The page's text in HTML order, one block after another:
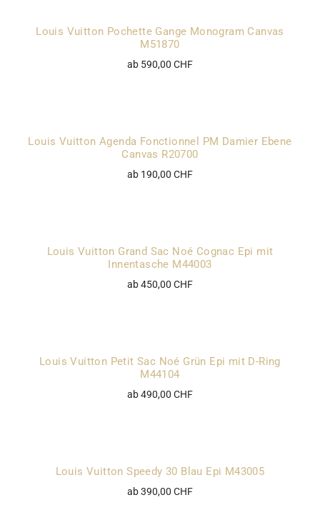
Louis Vuitton Pochette Gange Monogram Canvas
M51870
ab 590,00 CHF
Louis Vuitton Agenda Fonctionnel PM Damier Ebene
Canvas R20700
ab 190,00 CHF
Louis Vuitton Grand Sac Noé Cognac Epi mit
Innentasche M44003
ab 450,00 CHF
Louis Vuitton Petit Sac Noé Grün Epi mit D-Ring
M44104
ab 490,00 CHF
Louis Vuitton Speedy 30 Blau Epi M43005
ab 390,00 CHF